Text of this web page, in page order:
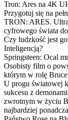
Tron: Ares na 4K
Przygotuj się na
TRON: ARES.
cyfrowego świata
Czy ludzkość jest
Inteligencją?
Springsteen: Ocal
Osobisty film o
którym w rolę
U progu światowej
sukcesu z
zwrotnym w życiu
najbardziej